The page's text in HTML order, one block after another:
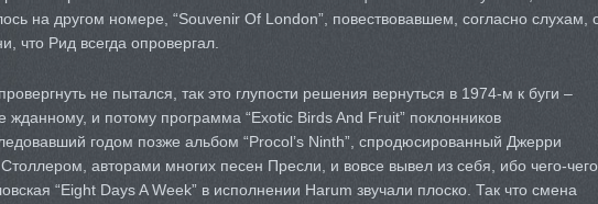
на другом номере, “Souvenir Of London”, повествовавшем, согласно слухам,
что Рид всегда опровергал.
не пытался, так это глупости решения вернуться в 1974-м к буги –
жданному, и потому программа “Exotic Birds And Fruit” поклонников
годом позже альбом “Procol’s Ninth”, спродюсированный Джерри
авторами многих песен Пресли, и вовсе вывел из себя, ибо чего-
“Eight Days A Week” в исполнении Harum звучали плоско. Так что смена